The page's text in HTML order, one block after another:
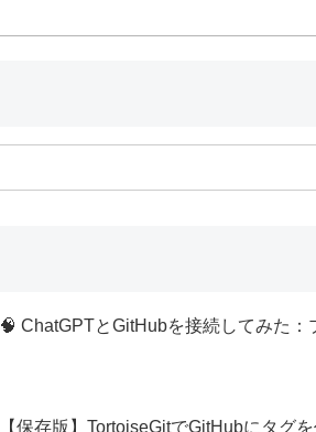
🧠 ChatGPTとGitHubを接続してみた
【保存版】TortoiseGitでGitHubにタグ